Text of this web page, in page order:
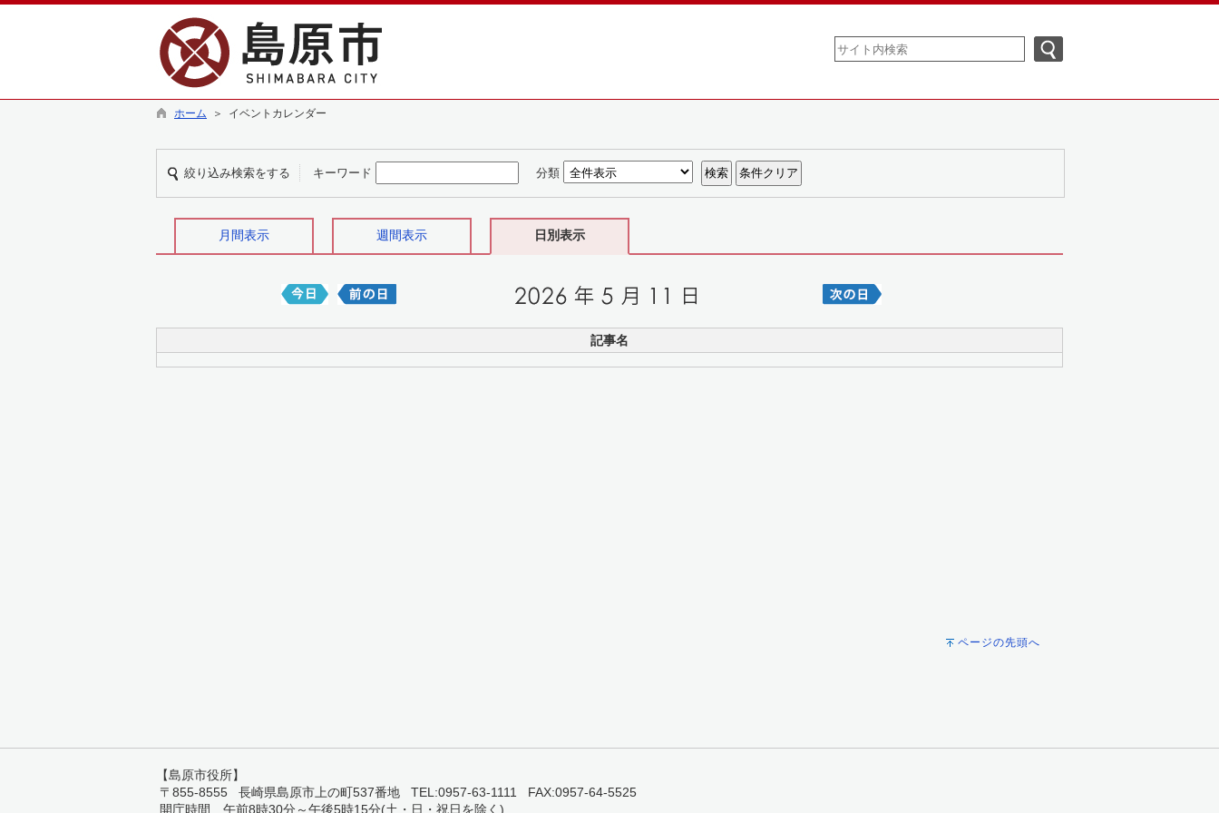
ホーム ＞ イベントカレンダー
絞り込み検索をする キーワード 分類
月間表示 週間表示 日別表示
記事名
ページの先頭へ
【島原市役所】
〒855-8555 長崎県島原市上の町537番地 TEL:0957-63-1111 FAX:0957-64-5525
開庁時間 午前8時30分～午後5時15分(土・日・祝日を除く)